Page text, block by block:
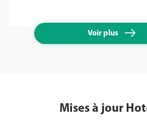
Voir plus 
Mises à jour